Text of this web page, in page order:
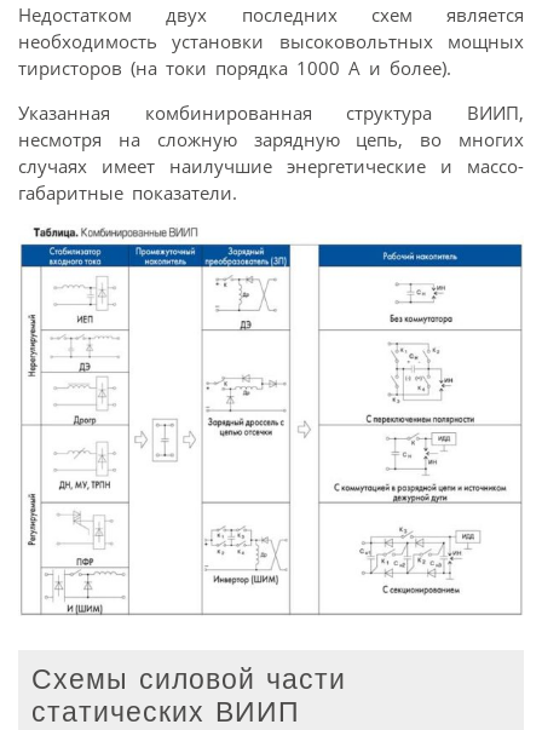
Недостатком двух последних схем является
необходимость установки высоковольтных мощных
тиристоров (на токи порядка 1000 А и более).
Указанная комбинированная структура ВИИП,
несмотря на сложную зарядную цепь, во многих
случаях имеет наилучшие энергетические и массо-
габаритные показатели.
Схемы силовой части
статических ВИИП